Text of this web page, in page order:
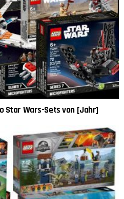
Star Wars-Sets von [Jahr]